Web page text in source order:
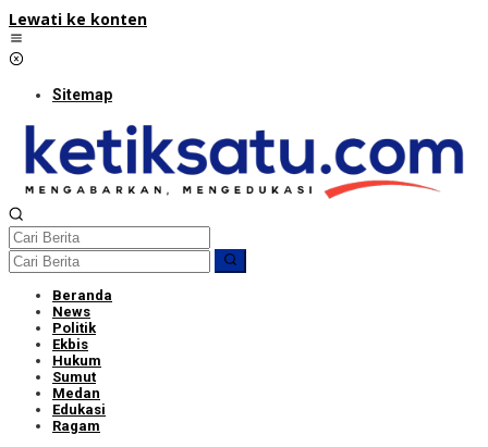
Lewati ke konten
Sitemap
Beranda
News
Politik
Ekbis
Hukum
Sumut
Medan
Edukasi
Ragam